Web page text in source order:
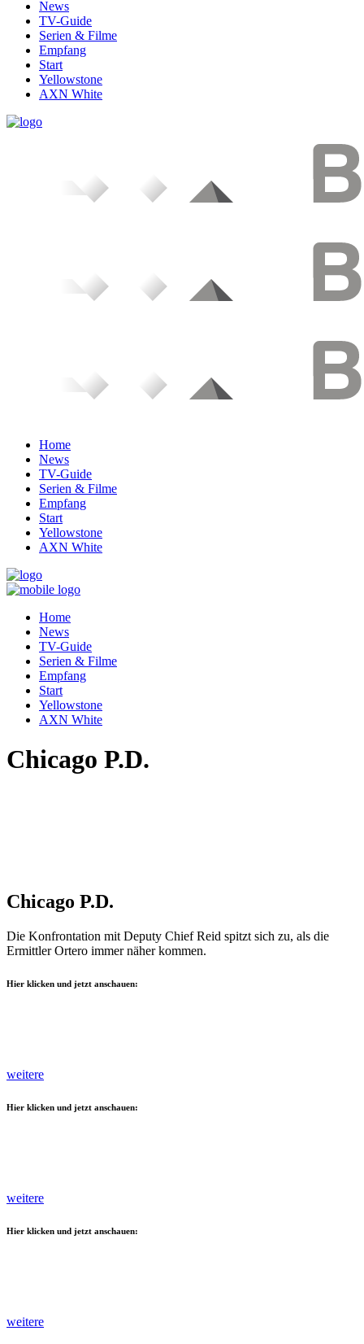
News
TV-Guide
Serien & Filme
Empfang
Start
Yellowstone
AXN White
Home
News
TV-Guide
Serien & Filme
Empfang
Start
Yellowstone
AXN White
Home
News
TV-Guide
Serien & Filme
Empfang
Start
Yellowstone
AXN White
Chicago P.D.
Chicago P.D.
Die Konfrontation mit Deputy Chief Reid spitzt sich zu, als die
Ermittler Ortero immer näher kommen.
Hier klicken und jetzt anschauen:
weitere
Hier klicken und jetzt anschauen:
weitere
Hier klicken und jetzt anschauen:
weitere